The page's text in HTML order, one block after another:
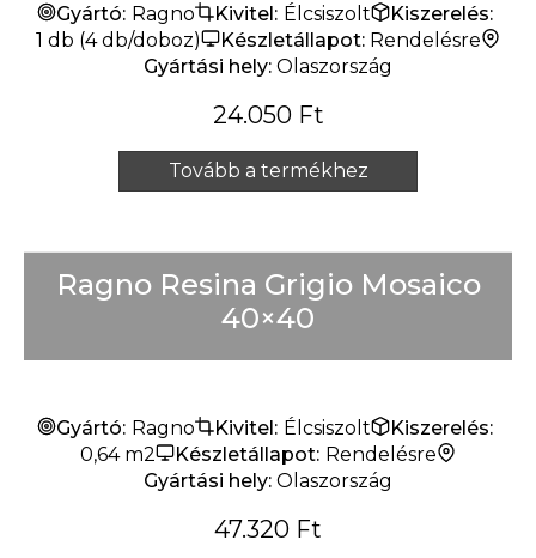
Gyártó: Ragno Kivitel: Élcsiszolt
Kiszerelés:
1 db (4 db/doboz)
Készletállapot: Rendelésre
Gyártási hely: Olaszország
24.050 Ft
Tovább a termékhez
Ragno Resina Grigio Mosaico
40×40
Gyártó: Ragno Kivitel: Élcsiszolt
Kiszerelés:
0,64 m2
Készletállapot: Rendelésre
Gyártási hely: Olaszország
47.320 Ft